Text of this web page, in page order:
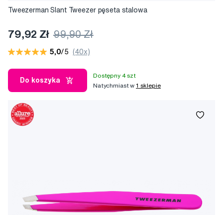
Tweezerman Slant Tweezer pęseta stalowa
79,92 Zł 99,90 Zł
5,0/5 (40x)
Do koszyka
Dostępny 4 szt
Natychmiast w1 sklepie